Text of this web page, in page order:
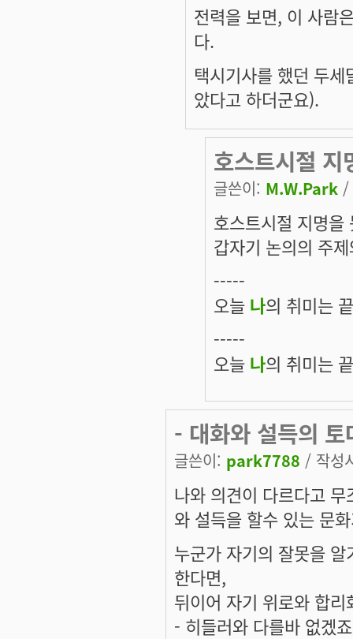
전력을 보면, 이 사람
다.
택시기사를 했던 두
았다고 하더군요).
호스트시절 지
글쓴이: M.W.Park /
호스트시절 지명을
갑자기 논의의 주
-----
오늘 나의 취미는
-----
오늘 나의 취미는
- 대화와 설득의
글쓴이: park7788 / 작성
나와 의견이 다르다고
와 설득을 할수 있는 문
누군가 자기의 잘못을
한다면,
뒤이어 자기 위로와 합
- 히들러와 다를바 없겠죠